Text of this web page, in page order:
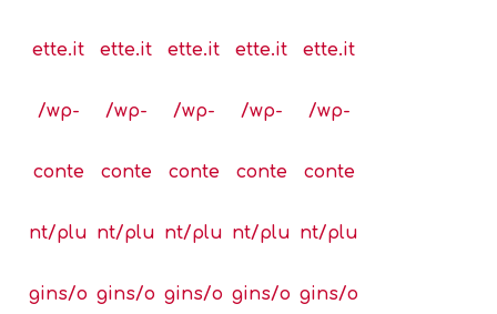
ette.it
/wp-
conte
nt/plu
gins/o
ette.it
/wp-
conte
nt/plu
gins/o
ette.it
/wp-
conte
nt/plu
gins/o
ette.it
/wp-
conte
nt/plu
gins/o
ette.it
/wp-
conte
nt/plu
gins/o